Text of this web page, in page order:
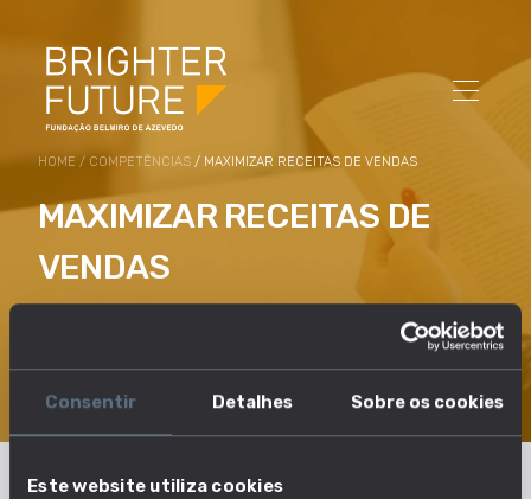
Consentir Detalhes Sobre os cookies
Este website utiliza cookies
HOME / COMPETÊNCIAS / MAXIMIZAR RECEITAS DE VENDAS
MAXIMIZAR RECEITAS DE
VENDAS
Aumentar os volumes de vendas possíveis e evitar
perdas, através de venda cruzada, venda